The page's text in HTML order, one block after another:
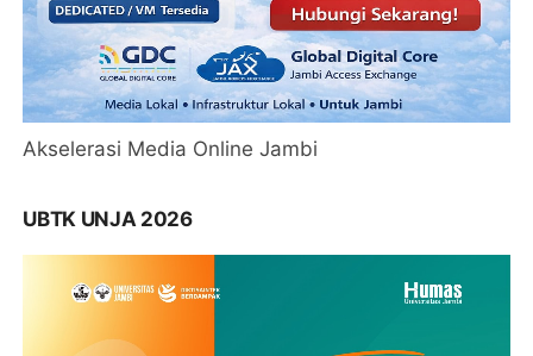
Akselerasi Media Online Jambi
UBTK UNJA 2026